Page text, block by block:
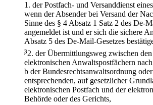
1. der Postfach- und Versanddienst
wenn der Absender bei Versand der
Sinne des § 4 Absatz 1 Satz 2 des De-
angemeldet ist und er sich die sichere
Absatz 5 des De-Mail-Gesetzes
32. der Übermittlungsweg zwischen den
elektronischen Anwaltspostfächern
b der Bundesrechtsanwaltsordnung
entsprechenden, auf gesetzlicher
elektronischen Postfach und der
Behörde oder des Gerichts,